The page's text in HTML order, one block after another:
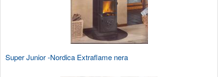
Super Junior -Nordica Extraflame nera